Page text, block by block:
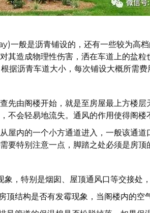
一般是沥青铺设的，还有一些较为高
其造成物理性伤害，洒在车道上的盐
据沥青车道大小，每次铺设大概所需
先由阁楼开始，就是至房屋最上方楼
不会轻易地流失。通风的作用使得阁楼
屋内的一个小方通道进入，一般该通
要特别注意一点，脚踏之处必须是房
象，特别是烟囱、屋顶通风口等交接处
顶结构是否有发霉现象，当阁楼内的空